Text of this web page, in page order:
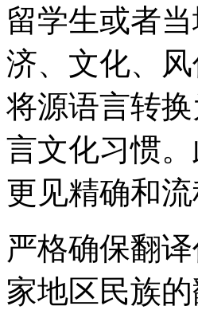
留学生或者
济、文化、
将源语言转
言文化习惯
更见精确和流
严格确保翻
家地区民族